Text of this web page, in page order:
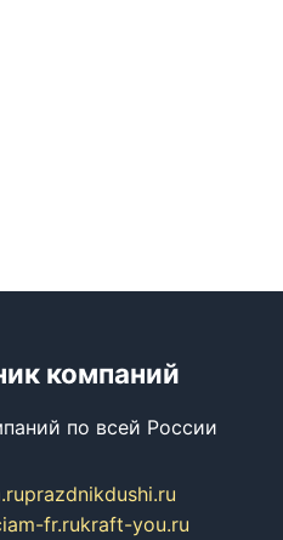
компаний
по всей России
prazdnikdushi.ru
fr.rukraft-you.ru